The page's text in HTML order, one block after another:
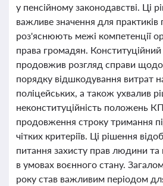
у пенсійному законодавстві. Ці
важливе значення для
роз'яснюють межі компетенції
права громадян.
продовжив розгляд справи щодо
порядку відшкодування витрат
поліцейських, а також ухвалив
неконституційність положень
продовження строку тримання
чітких критеріїв. Ці рішення
питання захисту прав людини та
в умовах воєнного стану.
року став важливим періодом